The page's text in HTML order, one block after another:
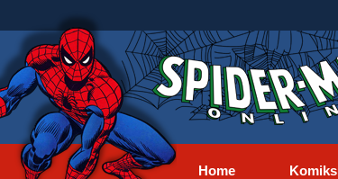
Home Komiks